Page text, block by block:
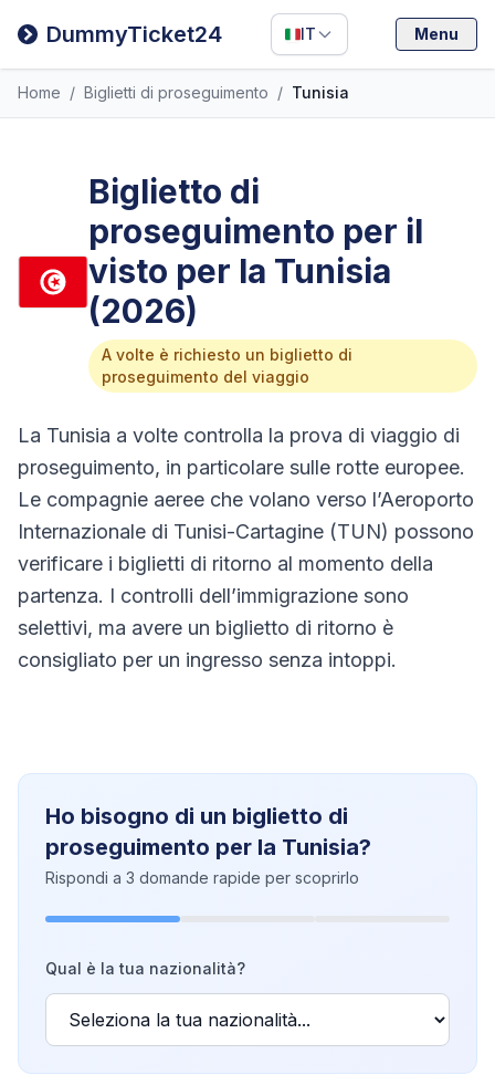
DummyTicket24 IT
Filipino
Deutsch
Español
Menu
Home / Biglietti di proseguimento / Tunisia
Biglietto di
proseguimento per il
visto per la Tunisia
(2026)
A volte è richiesto un biglietto di
proseguimento del viaggio
La Tunisia a volte controlla la prova di viaggio di
proseguimento, in particolare sulle rotte europee.
Le compagnie aeree che volano verso l’Aeroporto
Internazionale di Tunisi-Cartagine (TUN) possono
verificare i biglietti di ritorno al momento della
partenza. I controlli dell’immigrazione sono
selettivi, ma avere un biglietto di ritorno è
consigliato per un ingresso senza intoppi.
Ho bisogno di un biglietto di
proseguimento per la Tunisia?
Rispondi a 3 domande rapide per scoprirlo
Qual è la tua nazionalità?